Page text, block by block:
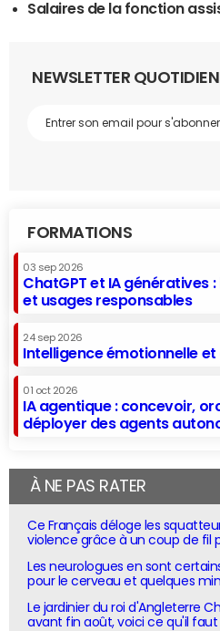
Salaires de la fonction
NEWSLETTER
FORMATIONS
03 sep 2026
ChatGPT et IA génératives
et usages responsables
24 sep 2026
Intelligence émotionnelle
01 oct 2026
IA agentique : concevoir,
déployer des agents
À NE PAS RATER
Ce Français déloge les
violence grâce à un coup de fil
Les neurologues en sont
pour le cerveau et quelques
Le jardinier du roi d'Angleterre
avant fin août, voici ce qu'il